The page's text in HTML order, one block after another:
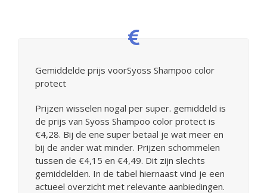
Gemiddelde prijs voorSyoss Shampoo color
protect
Prijzen wisselen nogal per super. gemiddeld is
de prijs van Syoss Shampoo color protect is
€4,28. Bij de ene super betaal je wat meer en
bij de ander wat minder. Prijzen schommelen
tussen de €4,15 en €4,49. Dit zijn slechts
gemiddelden. In de tabel hiernaast vind je een
actueel overzicht met relevante aanbiedingen.